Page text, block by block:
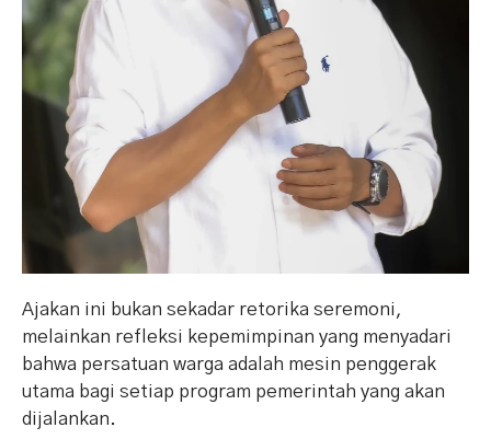
Ajakan ini bukan sekadar retorika seremoni,
melainkan refleksi kepemimpinan yang menyadari
bahwa persatuan warga adalah mesin penggerak
utama bagi setiap program pemerintah yang akan
dijalankan.